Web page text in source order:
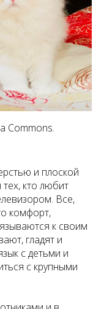
Commons.
и плоской
кто любит
Все,
комфорт,
к своим
гладят и
с детьми и
с крупными